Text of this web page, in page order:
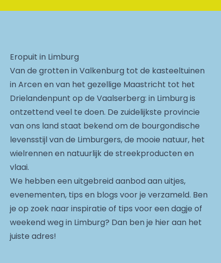
Eropuit in Limburg
Van de grotten in Valkenburg tot de kasteeltuinen
in Arcen en van het gezellige Maastricht tot het
Drielandenpunt op de Vaalserberg: in Limburg is
ontzettend veel te doen. De zuidelijkste provincie
van ons land staat bekend om de bourgondische
levensstijl van de Limburgers, de mooie natuur, het
wielrennen en natuurlijk de streekproducten en
vlaai.
We hebben een uitgebreid aanbod aan uitjes,
evenementen, tips en blogs voor je verzameld. Ben
je op zoek naar inspiratie of tips voor een dagje of
weekend weg in Limburg? Dan ben je hier aan het
juiste adres!